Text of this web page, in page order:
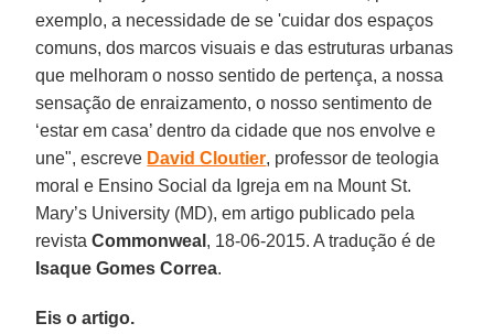
exemplo, a necessidade de se 'cuidar dos espaços
comuns, dos marcos visuais e das estruturas urbanas
que melhoram o nosso sentido de pertença, a nossa
sensação de enraizamento, o nosso sentimento de
‘estar em casa’ dentro da cidade que nos envolve e
une", escreve David Cloutier, professor de teologia
moral e Ensino Social da Igreja em na Mount St.
Mary’s University (MD), em artigo publicado pela
revistaCommonweal , 18-06-2015. A tradução é de
Isaque Gomes Correa.
Eis o artigo.